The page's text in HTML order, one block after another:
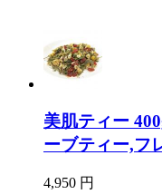
美肌ティー
ーブティー,フ
4,950 円